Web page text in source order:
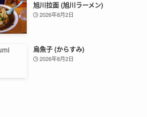
旭川拉面 (旭川ラーメン)
2026年8月2日
烏魚子 (からすみ)
2026年8月2日